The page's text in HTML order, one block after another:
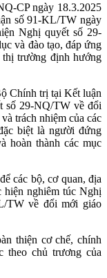
CP ngày 18.3.2025
số 91-KL/TW ngày
Nghị quyết số 29-
và đào tạo, đáp ứng
trường định hướng
Chính trị tại Kết luận
số 29-NQ/TW về đổi
trách nhiệm của các
biệt là người đứng
hoàn thành các mục
các bộ, cơ quan, địa
hiện nghiêm túc Nghị
TW về đổi mới giáo
thiện cơ chế, chính
theo chủ trương của